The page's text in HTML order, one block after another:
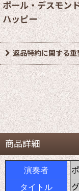
ポール・デスモン
ハッピー
返品特約に関する重
商品詳細
演奏者
タイトル